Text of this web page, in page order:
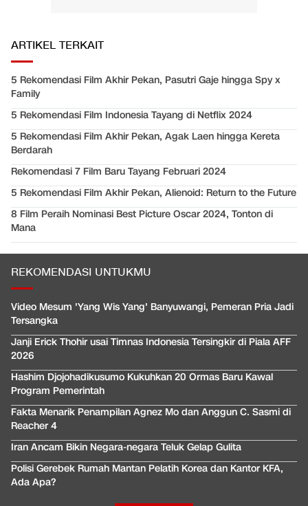
ARTIKEL TERKAIT
5 Rekomendasi Film Akhir Pekan, Pasutri Gaje hingga Spy x
Family
5 Rekomendasi Film Indonesia Tayang di Netflix 2024
5 Rekomendasi Film Akhir Pekan, Agak Laen hingga Kereta
Berdarah
Rekomendasi 7 Film Baru Tayang Februari 2024
5 Rekomendasi Film Akhir Pekan, Alienoid: Return to the Future
8 Film Peraih Nominasi Best Picture Oscar 2024, Tonton di
Mana
REKOMENDASI UNTUKMU
Video Mesum 'Yang Wis Yang' Banyuwangi, Pemeran Pria Jadi
Tersangka
Janji Erick Thohir usai Timnas Indonesia Tersingkir di Piala AFF
2026
Hashim Djojohadikusumo Kukuhkan 20 Ormas Baru Kawal
Program Pemerintah
Fakta Menarik Penampilan Agnez Mo dan Anggun C. Sasmi di
Reacher 4
Iran Ancam Bikin Negara-negara Teluk Gelap Gulita
Polisi Gerebek Rumah Mantan Pelatih Korea dan Kantor KFA,
Ada Apa?